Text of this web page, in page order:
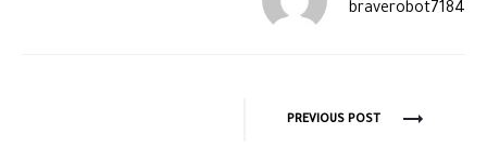
braverobot7184
PREVIOUS POST